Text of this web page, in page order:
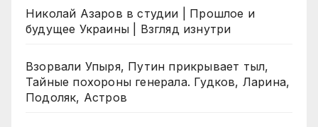
Николай Азаров в студии | Прошлое и
будущее Украины | Взгляд изнутри
Взорвали Упыря, Путин прикрывает тыл,
Тайные похороны генерала. Гудков, Ларина,
Подоляк, Астров